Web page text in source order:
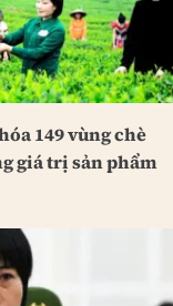
149 vùng chè
giá trị sản phẩm